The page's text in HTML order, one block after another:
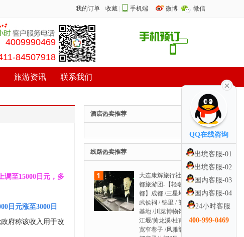
我的订单 收藏 手机端 微博 微信
4009990469
84507918
旅游资讯 联系我们
调至15000日元，多
日元涨至3000日
府称该收入用于改
酒店热卖推荐
线路热卖推荐
大连康辉旅行社去成
都旅游团-【轻奢成
都】成都 /三星堆 /
武侯祠 / 锦里 / 熊猫
基地 /川菜博物馆都
江堰/黄龙溪/杜甫堂 /
宽窄巷子 /风雅韵 成
QQ在线咨询
出境客服-01
出境客服-02
国内客服-03
国内客服-04
24小时客服
400-999-0469